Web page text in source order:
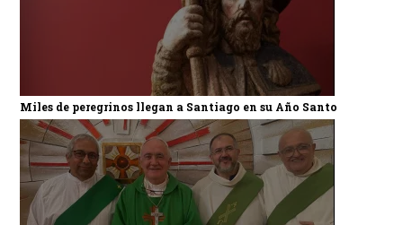
Miles de peregrinos llegan a Santiago en su Año Santo